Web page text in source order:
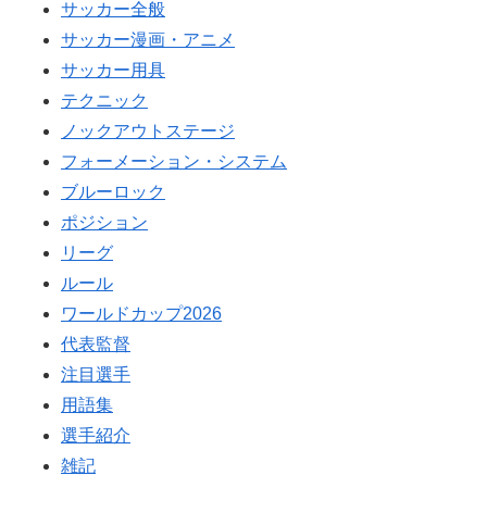
サッカー全般
サッカー漫画・アニメ
サッカー用具
テクニック
ノックアウトステージ
フォーメーション・システム
ブルーロック
ポジション
リーグ
ルール
ワールドカップ2026
代表監督
注目選手
用語集
選手紹介
雑記